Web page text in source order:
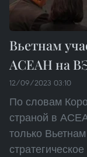
Вьетнам
АСЕАН на
12/09/2023 03:10
По словам
страной в
только